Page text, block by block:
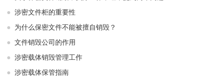
涉密文件柜的重要性
为什么保密文件不能被擅自销毁？
文件销毁公司的作用
涉密载体销毁管理工作
涉密载体保管指南